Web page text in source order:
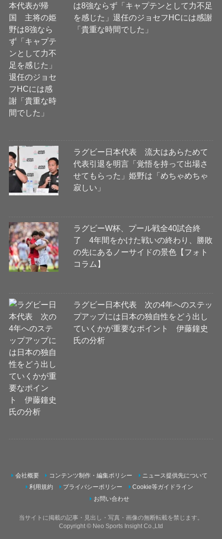
は8強ならず「キャプテンとして力不足
を感じた」退任のジョセフHCには感謝
「貴重な時間でした」
ラグビー日本代表 流大はあらためて
代表引退を明言「覚悟を持って出場さ
せてもらった」姫野は「めちゃめちゃ
寂しい」
ラグビーW杯、プール戦全40試合終
了 4年間をかけた戦いの終わり、勝敗
の先にあるノーサイドの景色【フォト
コラム】
ラグビー日本代表 次の4年へのステッ
プアップには日本の独自性をどう出し
ていくかが重要なポイント 伊藤鐘史
氏の分析
会社概要 コンテンツ制作・編集ポリシー
ニュース提供先について
利用規約
プライバシーポリシー
Cookie等ガイドライン
お問い合わせ
当サイトに掲載の記事・見出し・写真・画像の無断転載を禁じます。
Copyright © Neo Sports Insight Co.,Ltd